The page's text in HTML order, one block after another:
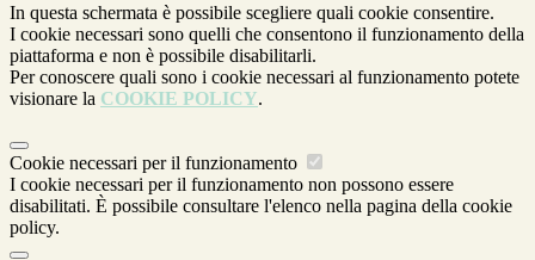
In questa schermata è possibile scegliere quali cookie consentire.
I cookie necessari sono quelli che consentono il funzionamento della
piattaforma e non è possibile disabilitarli.
Per conoscere quali sono i cookie necessari al funzionamento potete
visionare la COOKIE POLICY.
Cookie necessari per il funzionamento
I cookie necessari per il funzionamento non possono essere
disabilitati. È possibile consultare l'elenco nella pagina della cookie
policy.